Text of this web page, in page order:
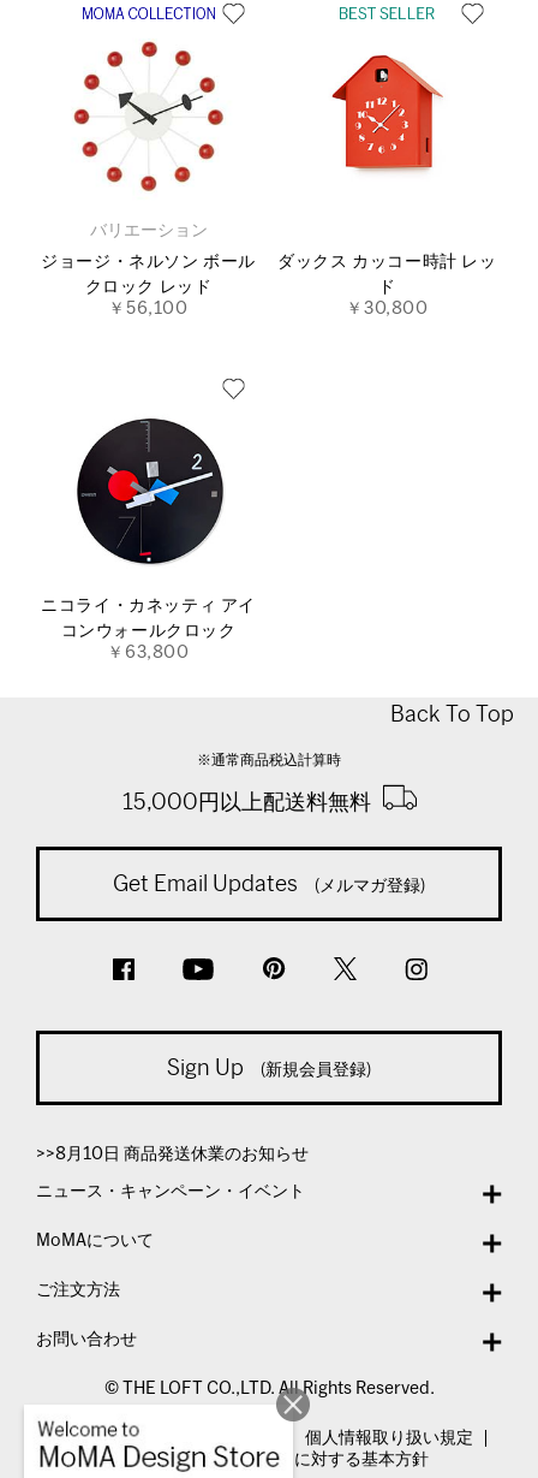
バリエーション
ジョージ・ネルソン ボール
クロック レッド
￥56,100
ダックス カッコー時計 レッ
ド
￥30,800
ニコライ・カネッティ アイ
コンウォールクロック
￥63,800
Back To Top
※通常商品税込計算時
15,000円以上配送料無料
Get Email Updates (メルマガ登録)
Sign Up (新規会員登録)
>>8月10日 商品発送休業のお知らせ
ニュース・キャンペーン・イベント
MoMAについて
ご注文方法
お問い合わせ
© THE LOFT CO.,LTD. All Rights Reserved.
特定商取引法表示
個人情報取り扱い規定
カスタマーハラスメントに対する基本方針